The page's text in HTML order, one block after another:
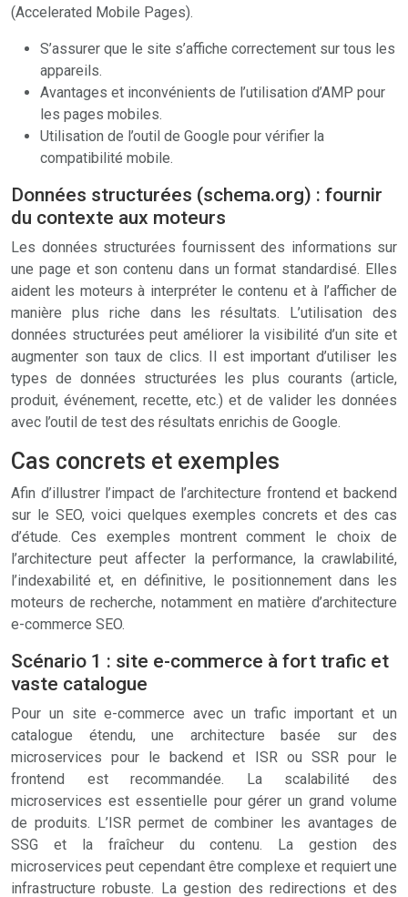
(Accelerated Mobile Pages).
S’assurer que le site s’affiche correctement sur tous les
appareils.
Avantages et inconvénients de l’utilisation d’AMP pour
les pages mobiles.
Utilisation de l’outil de Google pour vérifier la
compatibilité mobile.
Données structurées (schema.org) : fournir
du contexte aux moteurs
Les données structurées fournissent des informations sur
une page et son contenu dans un format standardisé. Elles
aident les moteurs à interpréter le contenu et à l’afficher de
manière plus riche dans les résultats. L’utilisation des
données structurées peut améliorer la visibilité d’un site et
augmenter son taux de clics. Il est important d’utiliser les
types de données structurées les plus courants (article,
produit, événement, recette, etc.) et de valider les données
avec l’outil de test des résultats enrichis de Google.
Cas concrets et exemples
Afin d’illustrer l’impact de l’architecture frontend et backend
sur le SEO, voici quelques exemples concrets et des cas
d’étude. Ces exemples montrent comment le choix de
l’architecture peut affecter la performance, la crawlabilité,
l’indexabilité et, en définitive, le positionnement dans les
moteurs de recherche, notamment en matière d’architecture
e-commerce SEO.
Scénario 1 : site e-commerce à fort trafic et
vaste catalogue
Pour un site e-commerce avec un trafic important et un
catalogue étendu, une architecture basée sur des
microservices pour le backend et ISR ou SSR pour le
frontend est recommandée. La scalabilité des
microservices est essentielle pour gérer un grand volume
de produits. L’ISR permet de combiner les avantages de
SSG et la fraîcheur du contenu. La gestion des
microservices peut cependant être complexe et requiert une
infrastructure robuste. La gestion des redirections et des